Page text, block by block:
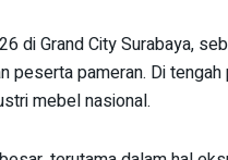
di Grand City Surabaya,
peserta pameran. Di
mebel nasional.